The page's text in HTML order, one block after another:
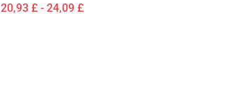
20,93 £ - 24,09 £